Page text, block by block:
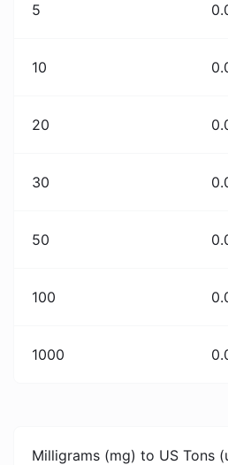
5
10
20
30
50
100
1000
Milligrams (mg) to US Tons